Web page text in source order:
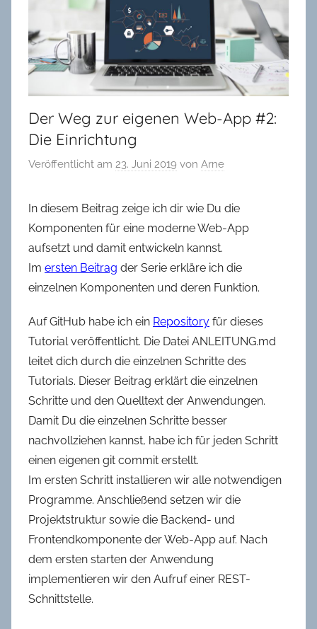
Oldenburg
Der Weg zur eigenen Web-App #2:
Die Einrichtung
Veröffentlicht am 23. Juni 2019 von Arne
In diesem Beitrag zeige ich dir wie Du die
Komponenten für eine moderne Web-App
aufsetzt und damit entwickeln kannst.
Im ersten Beitrag der Serie erkläre ich die
einzelnen Komponenten und deren Funktion.
Auf GitHub habe ich ein Repository für dieses
Tutorial veröffentlicht. Die Datei ANLEITUNG.md
leitet dich durch die einzelnen Schritte des
Tutorials. Dieser Beitrag erklärt die einzelnen
Schritte und den Quelltext der Anwendungen.
Damit Du die einzelnen Schritte besser
nachvollziehen kannst, habe ich für jeden Schritt
einen eigenen git commit erstellt.
Im ersten Schritt installieren wir alle notwendigen
Programme. Anschließend setzen wir die
Projektstruktur sowie die Backend- und
Frontendkomponente der Web-App auf. Nach
dem ersten starten der Anwendung
implementieren wir den Aufruf einer REST-
Schnittstelle.